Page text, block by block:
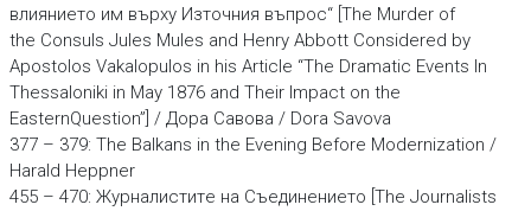
влиянието им върху Източния въпрос“ [The Murder of
the Consuls Jules Mules and Henry Abbott Considered by
Apostolos Vakalopulos in his Article “The Dramatic Events In
Thessaloniki in May 1876 and Their Impact on the
EasternQuestion”] / Дора Савова / Dora Savova
377 – 379: The Balkans in the Evening Before Modernization /
Harald Heppner
455 – 470: Журналиститe на Съединението [The Journalists